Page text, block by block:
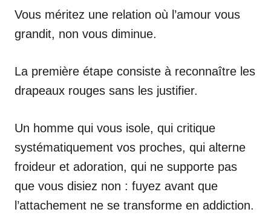
Vous méritez une relation où l’amour vous
grandit, non vous diminue.
La première étape consiste à reconnaître les
drapeaux rouges sans les justifier.
Un homme qui vous isole, qui critique
systématiquement vos proches, qui alterne
froideur et adoration, qui ne supporte pas
que vous disiez non : fuyez avant que
l’attachement ne se transforme en addiction.